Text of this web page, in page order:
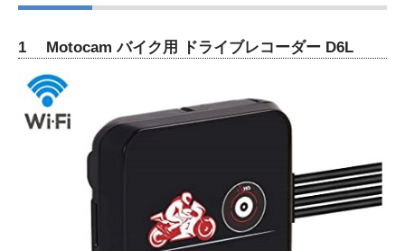
1 Motocam バイク用 ドライブレコーダー D6L